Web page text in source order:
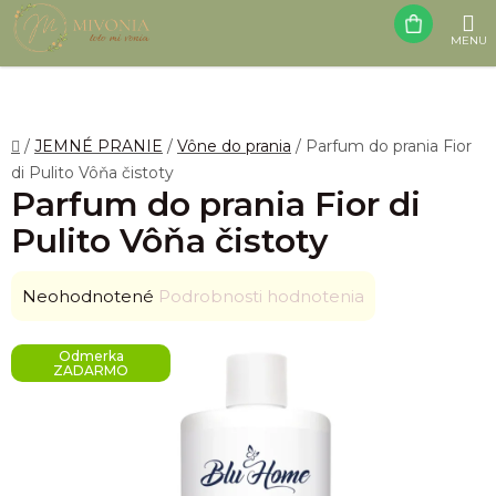
Prejsť
na
obsah
Domov
/ JEMNÉ PRANIE / Vône do prania / Parfum do prania Fior
di Pulito Vôňa čistoty
Parfum do prania Fior di
Pulito Vôňa čistoty
Priemerné
produktu
je
Neohodnotené Podrobnosti hodnotenia
Odmerka
ZADARMO